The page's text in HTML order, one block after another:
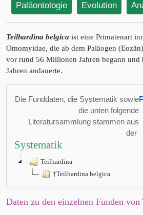
Paläontologie Evolution
Teilhardina belgica ist eine Primatenart
Omomyidae, die ab dem Paläogen
vor rund 56 Millionen Jahren begann
Jahren andauerte.
Die Funddaten, die Systematik sowie
die unten folgende
Literatursammlung stammen aus
der
Systematik
Teilhardina
†Teilhardina belgica
Daten zu den einzelnen Funden von